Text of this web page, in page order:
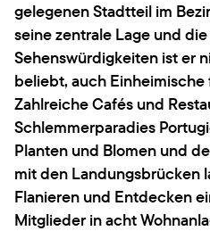
gelegenen Stadtteil im
seine zentrale Lage und
Sehenswürdigkeiten ist er
beliebt, auch
Zahlreiche Cafés und
Schlemmerparadies
Planten und Blomen und
mit den Landungsbrücken
Flanieren und Entdecken
Mitglieder in acht